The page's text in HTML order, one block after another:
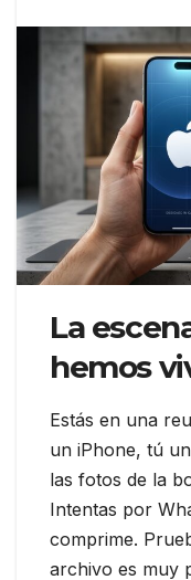
La
hemos
Estás en una
un iPhone, tú
las fotos de la
Intentas por
comprime.
archivo es muy